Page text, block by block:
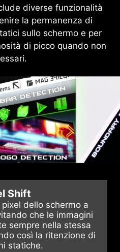
diverse funzionalità
la permanenza di
sullo schermo e per
di picco quando non
Shift
dello schermo a
che le immagini
sempre nella stessa
così la ritenzione di
statiche.
di offrire un supporto
agli utenti di godersi
senza preoccupazioni.
di 3 anni per i pannelli
copertura standard
contro il problema del
OLED.
dotati di un film in
conducibilità termica e
che permettono un
ventole per una
efficiente e silenziosa,
del pannello.